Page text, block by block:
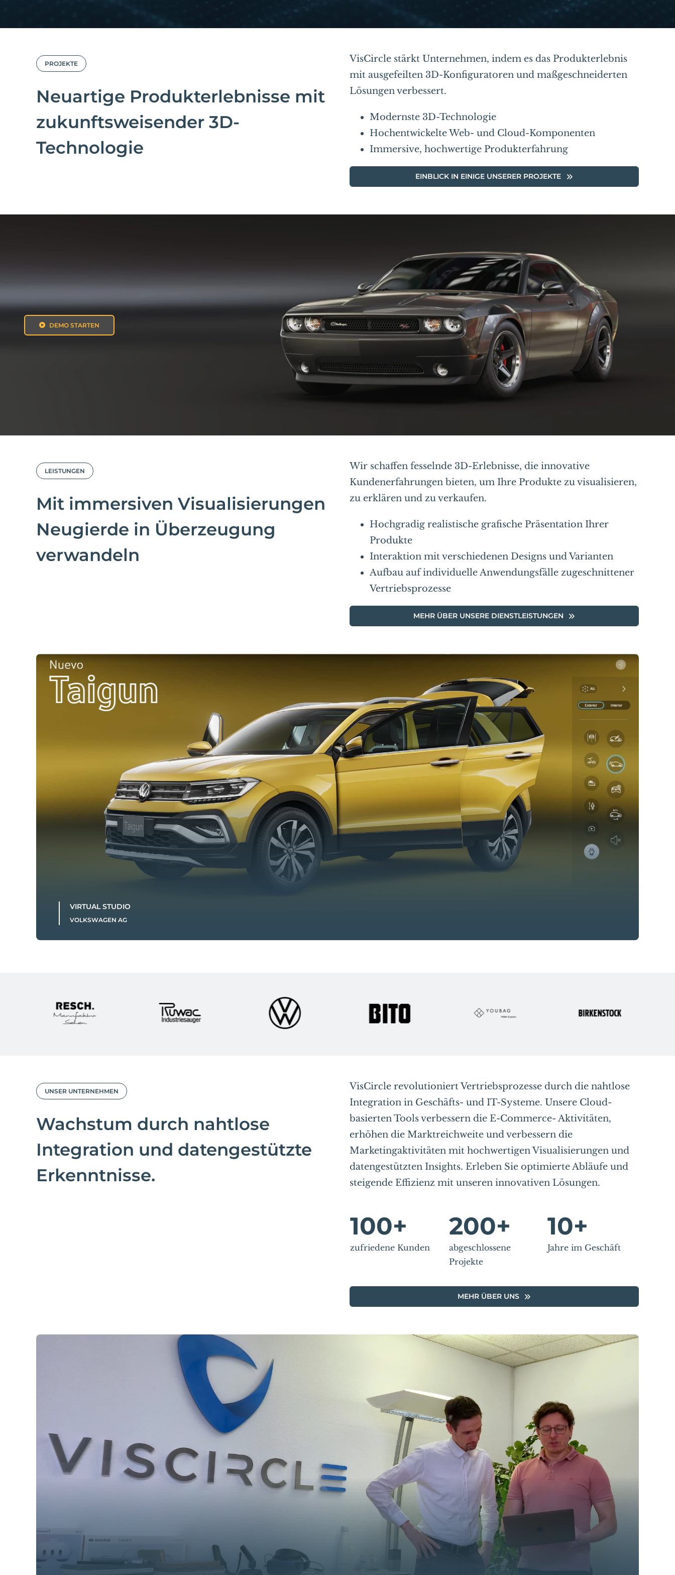
PROJEKTE
Neuartige Produkterlebnisse mit
zukunftsweisender 3D-
Technologie
VisCircle stärkt Unternehmen, indem es das Produkterlebnis
mit ausgefeilten 3D-Konfiguratoren und maßgeschneiderten
Lösungen verbessert.
Modernste 3D-Technologie
Hochentwickelte Web- und Cloud-Komponenten
Immersive, hochwertige Produkterfahrung
EINBLICK IN EINIGE UNSERER PROJEKTE
DEMO STARTEN
LEISTUNGEN
Mit immersiven Visualisierungen
Neugierde in Überzeugung
verwandeln
Wir schaffen fesselnde 3D-Erlebnisse, die innovative
Kundenerfahrungen bieten, um Ihre Produkte zu visualisieren,
zu erklären und zu verkaufen.
Hochgradig realistische grafische Präsentation Ihrer
Produkte
Interaktion mit verschiedenen Designs und Varianten
Aufbau auf individuelle Anwendungsfälle zugeschnittener
Vertriebsprozesse
MEHR ÜBER UNSERE DIENSTLEISTUNGEN
VIRTUAL STUDIO
VOLKSWAGEN AG
UNSER UNTERNEHMEN
Wachstum durch nahtlose
Integration und datengestützte
Erkenntnisse.
VisCircle revolutioniert Vertriebsprozesse durch die nahtlose
Integration in Geschäfts- und IT-Systeme. Unsere Cloud-
basierten Tools verbessern die E-Commerce- Aktivitäten,
erhöhen die Marktreichweite und verbessern die
Marketingaktivitäten mit hochwertigen Visualisierungen und
datengestützten Insights. Erleben Sie optimierte Abläufe und
steigende Effizienz mit unseren innovativen Lösungen.
100+
zufriedene Kunden
200+
abgeschlossene
Projekte
10+
Jahre im Geschäft
MEHR ÜBER UNS